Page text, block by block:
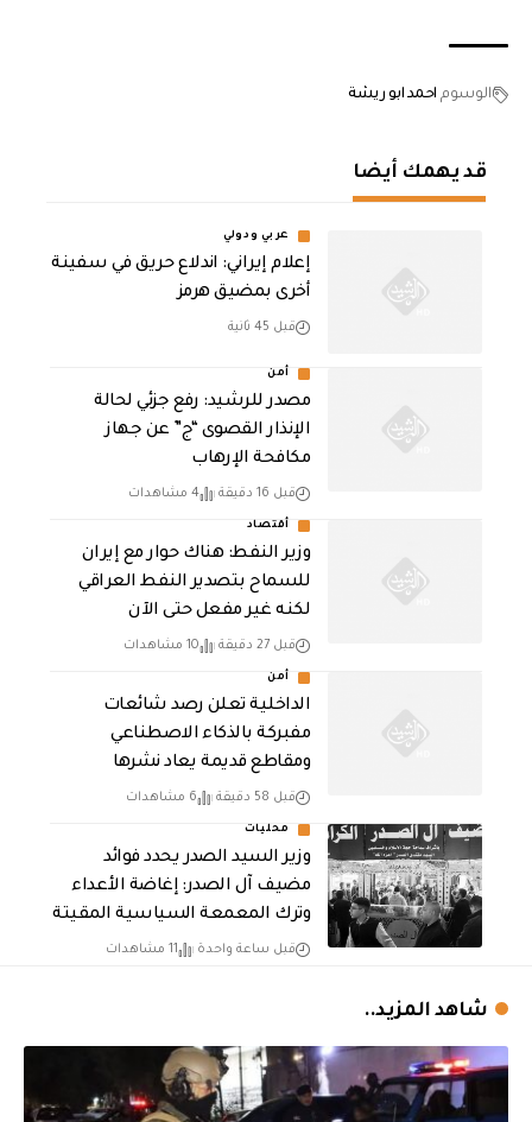
الوسوم احمد ابو ريشة
قد يهمك أيضا
عربي ودولي
إعلام إيراني: اندلاع حريق في سفينة
أخرى بمضيق هرمز
قبل 45 ثانية
أمن
مصدر للرشيد: رفع جزئي لحالة
الإنذار القصوى “ج” عن جهاز
مكافحة الإرهاب
قبل 16 دقيقة 4 مشاهدات
أقتصاد
وزير النفط: هناك حوار مع إيران
للسماح بتصدير النفط العراقي
لكنه غير مفعل حتى الآن
قبل 27 دقيقة 10 مشاهدات
أمن
الداخلية تعلن رصد شائعات
مفبركة بالذكاء الاصطناعي
ومقاطع قديمة يعاد نشرها
قبل 58 دقيقة 6 مشاهدات
محليات
وزير السيد الصدر يحدد فوائد
مضيف آل الصدر: إغاضة الأعداء
وترك المعمعة السياسية المقيتة
قبل ساعة واحدة 11 مشاهدات
شاهد المزيد..